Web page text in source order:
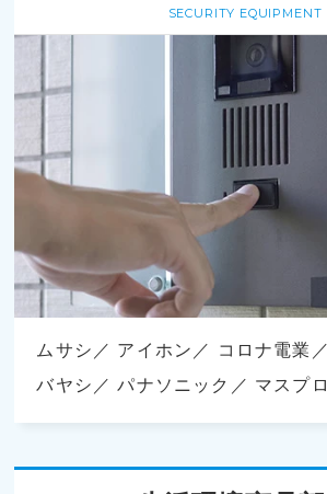
SECURITY EQUIPMENT
ムサシ アイホン コロナ電業
バヤシ
パナソニック マスプロ